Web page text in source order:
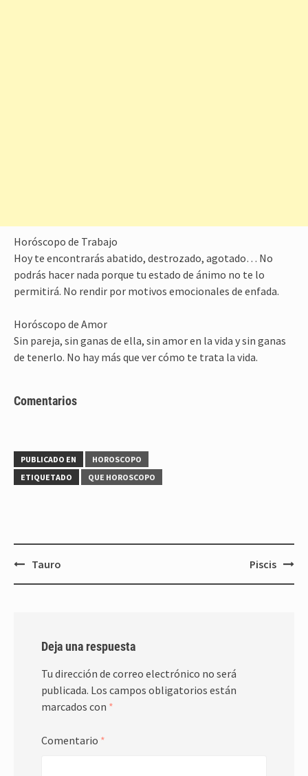
Horóscopo de Trabajo
Hoy te encontrarás abatido, destrozado, agotado… No
podrás hacer nada porque tu estado de ánimo no te lo
permitirá. No rendir por motivos emocionales de enfada.
Horóscopo de Amor
Sin pareja, sin ganas de ella, sin amor en la vida y sin ganas
de tenerlo. No hay más que ver cómo te trata la vida.
Comentarios
PUBLICADO EN
HOROSCOPO
ETIQUETADO
QUE HOROSCOPO
Navegación
Tauro Piscis
Deja una respuesta
Tu dirección de correo electrónico no será
publicada. Los campos obligatorios están
marcados con *
Comentario *